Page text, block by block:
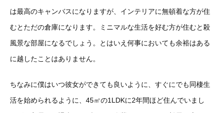
は最高のキャンバスになりますが、インテリアに無頓着な方が住
むとただの倉庫になります。ミニマルな生活を好む方が住むと殺
風景な部屋になるでしょう。とはいえ何事においても余裕はある
に越したことはありません。
ちなみに僕はいつ彼女ができても良いように、すぐにでも同棲生
活を始められるように、45㎡の1LDKに2年間ほど住んでいまし